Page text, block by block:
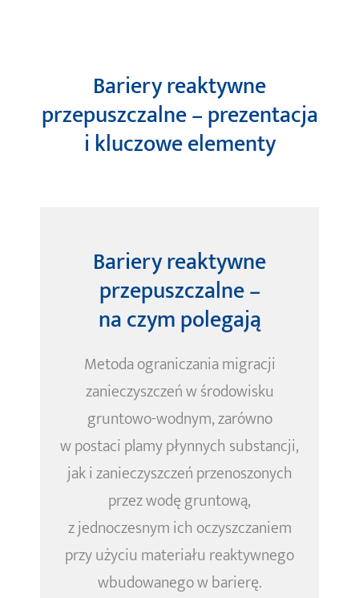
Bariery reaktywne
przepuszczalne – prezentacja
i kluczowe elementy
Bariery reaktywne
przepuszczalne –
na czym polegają
Metoda ograniczania migracji
zanieczyszczeń w środowisku
gruntowo-wodnym, zarówno
w postaci plamy płynnych substancji,
jak i zanieczyszczeń przenoszonych
przez wodę gruntową,
z jednoczesnym ich oczyszczaniem
przy użyciu materiału reaktywnego
wbudowanego w barierę.